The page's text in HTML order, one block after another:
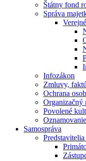
Štátny fond
Správa
Infozákon
Zmluvy,
Ochrana
Organizačný
Povolené
Samospráva
Predstavitelia